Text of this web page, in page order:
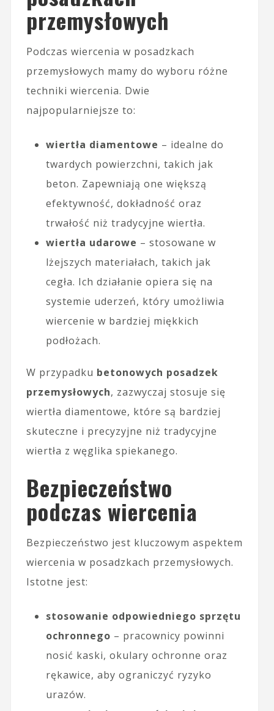
przemysłowych
Podczas wiercenia w posadzkach
przemysłowych mamy do wyboru różne
techniki wiercenia. Dwie
najpopularniejsze to:
wiertła diamentowe – idealne do
twardych powierzchni, takich jak
beton. Zapewniają one większą
efektywność, dokładność oraz
trwałość niż tradycyjne wiertła.
wiertła udarowe – stosowane w
lżejszych materiałach, takich jak
cegła. Ich działanie opiera się na
systemie uderzeń, który umożliwia
wiercenie w bardziej miękkich
podłożach.
W przypadku betonowych posadzek
przemysłowych, zazwyczaj stosuje się
wiertła diamentowe, które są bardziej
skuteczne i precyzyjne niż tradycyjne
wiertła z węglika spiekanego.
Bezpieczeństwo
podczas wiercenia
Bezpieczeństwo jest kluczowym aspektem
wiercenia w posadzkach przemysłowych.
Istotne jest:
stosowanie odpowiedniego sprzętu
ochronnego – pracownicy powinni
nosić kaski, okulary ochronne oraz
rękawice, aby ograniczyć ryzyko
urazów.